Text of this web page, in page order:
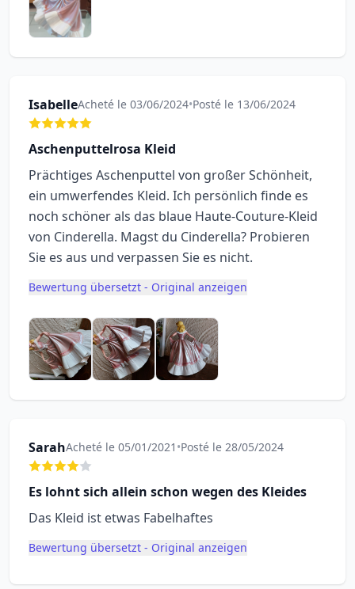
IsabelleAcheté le 03/06/2024•Posté le 13/06/2024
Aschenputtelrosa Kleid
Prächtiges Aschenputtel von großer Schönheit,
ein umwerfendes Kleid. Ich persönlich finde es
noch schöner als das blaue Haute-Couture-Kleid
von Cinderella. Magst du Cinderella? Probieren
Sie es aus und verpassen Sie es nicht.
Bewertung übersetzt - Original anzeigen
SarahAcheté le 05/01/2021 •Posté le 28/05/2024
Es lohnt sich allein schon wegen des Kleides
Das Kleid ist etwas Fabelhaftes
Bewertung übersetzt - Original anzeigen